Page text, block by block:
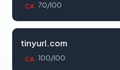
CA 70/100
tinyurl.com
CA 100/100